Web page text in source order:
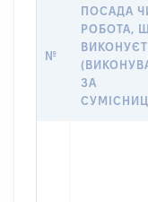
№
ПОСАДА
РОБОТА,
ЗА